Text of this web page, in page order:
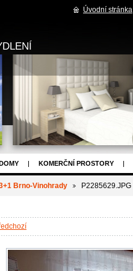
KOMERČNÍ PROSTORY
NÁM ZPRÁVY OSTATNÍ
Brno-Vinohrady P2285629.JPG
Úvodní stránka